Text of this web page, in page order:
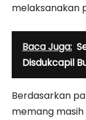
melaksanakan
Baca Juga:
Disdukcapil
Berdasarkan
memang